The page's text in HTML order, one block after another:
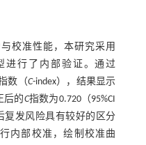
校准性能，本研究采用
进行了内部验证。通过
数（C-index），结果显示
后的C指数为0.720（95%CI
复发风险具有较好的区分
内部校准，绘制校准曲